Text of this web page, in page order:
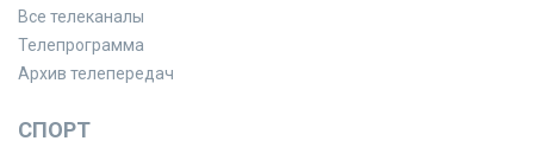
Все телеканалы
Телепрограмма
Архив телепередач
СПОРТ